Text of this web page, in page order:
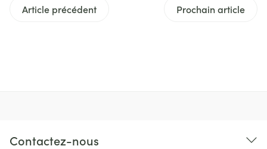
Article précédent Prochain article
Contactez-nous